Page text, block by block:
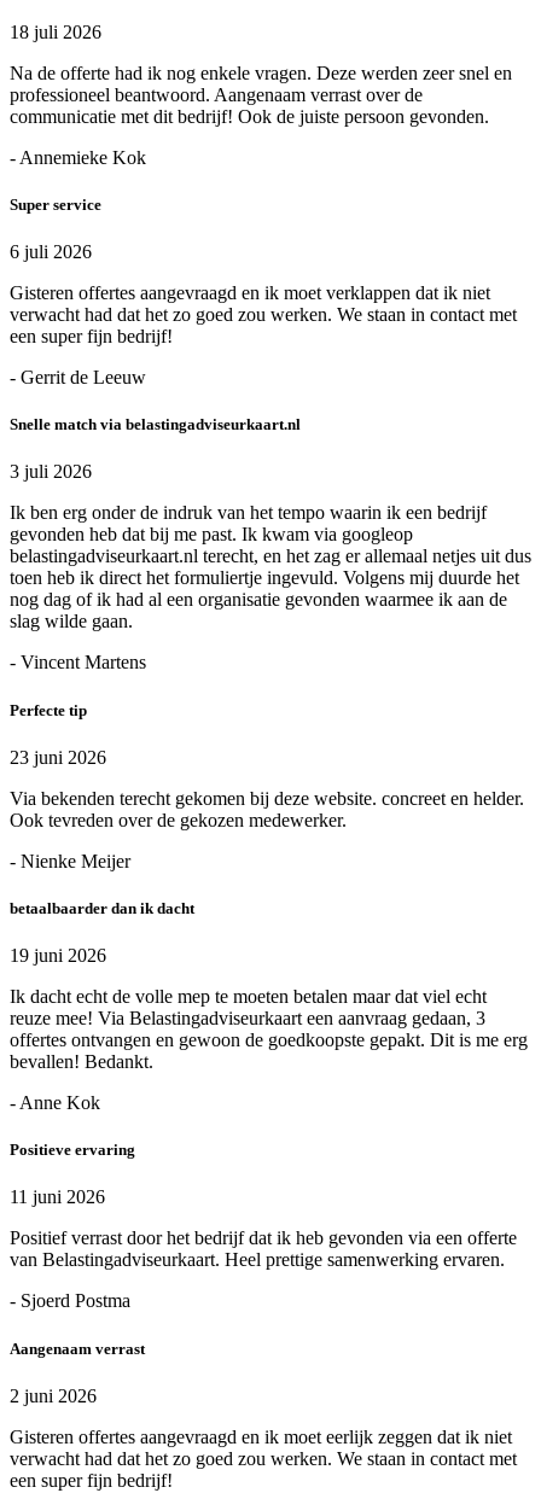
18 juli 2026
Na de offerte had ik nog enkele vragen. Deze werden zeer snel en
professioneel beantwoord. Aangenaam verrast over de
communicatie met dit bedrijf! Ook de juiste persoon gevonden.
- Annemieke Kok
Super service
6 juli 2026
Gisteren offertes aangevraagd en ik moet verklappen dat ik niet
verwacht had dat het zo goed zou werken. We staan in contact met
een super fijn bedrijf!
- Gerrit de Leeuw
Snelle match via belastingadviseurkaart.nl
3 juli 2026
Ik ben erg onder de indruk van het tempo waarin ik een bedrijf
gevonden heb dat bij me past. Ik kwam via googleop
belastingadviseurkaart.nl terecht, en het zag er allemaal netjes uit dus
toen heb ik direct het formuliertje ingevuld. Volgens mij duurde het
nog dag of ik had al een organisatie gevonden waarmee ik aan de
slag wilde gaan.
- Vincent Martens
Perfecte tip
23 juni 2026
Via bekenden terecht gekomen bij deze website. concreet en helder.
Ook tevreden over de gekozen medewerker.
- Nienke Meijer
betaalbaarder dan ik dacht
19 juni 2026
Ik dacht echt de volle mep te moeten betalen maar dat viel echt
reuze mee! Via Belastingadviseurkaart een aanvraag gedaan, 3
offertes ontvangen en gewoon de goedkoopste gepakt. Dit is me erg
bevallen! Bedankt.
- Anne Kok
Positieve ervaring
11 juni 2026
Positief verrast door het bedrijf dat ik heb gevonden via een offerte
van Belastingadviseurkaart. Heel prettige samenwerking ervaren.
- Sjoerd Postma
Aangenaam verrast
2 juni 2026
Gisteren offertes aangevraagd en ik moet eerlijk zeggen dat ik niet
verwacht had dat het zo goed zou werken. We staan in contact met
een super fijn bedrijf!